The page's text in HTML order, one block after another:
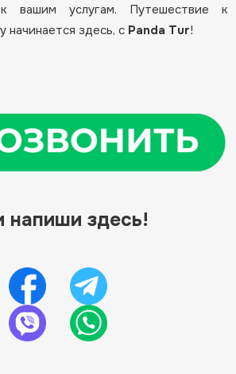
вашим услугам. Путешествие к
начинается здесь, с Panda Tur!
напиши здесь!